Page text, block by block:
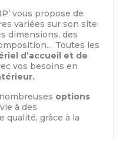
vous propose de
variées sur son site.
dimensions, des
Toutes les
d’accueil et de
vos besoins en
options
à des
qualité, grâce à la